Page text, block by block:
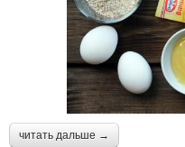
читать дальше →